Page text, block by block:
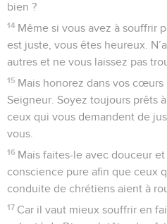
bien ?
14 Même si vous avez à souffrir
est juste, vous êtes heureux.
autres et ne vous laissez pas
15 Mais honorez dans vos
Seigneur. Soyez toujours prêts
ceux qui vous demandent de
vous.
16 Mais faites-le avec douceur
conscience pure afin que ceux
conduite de chrétiens aient à
17 Car il vaut mieux souffrir en